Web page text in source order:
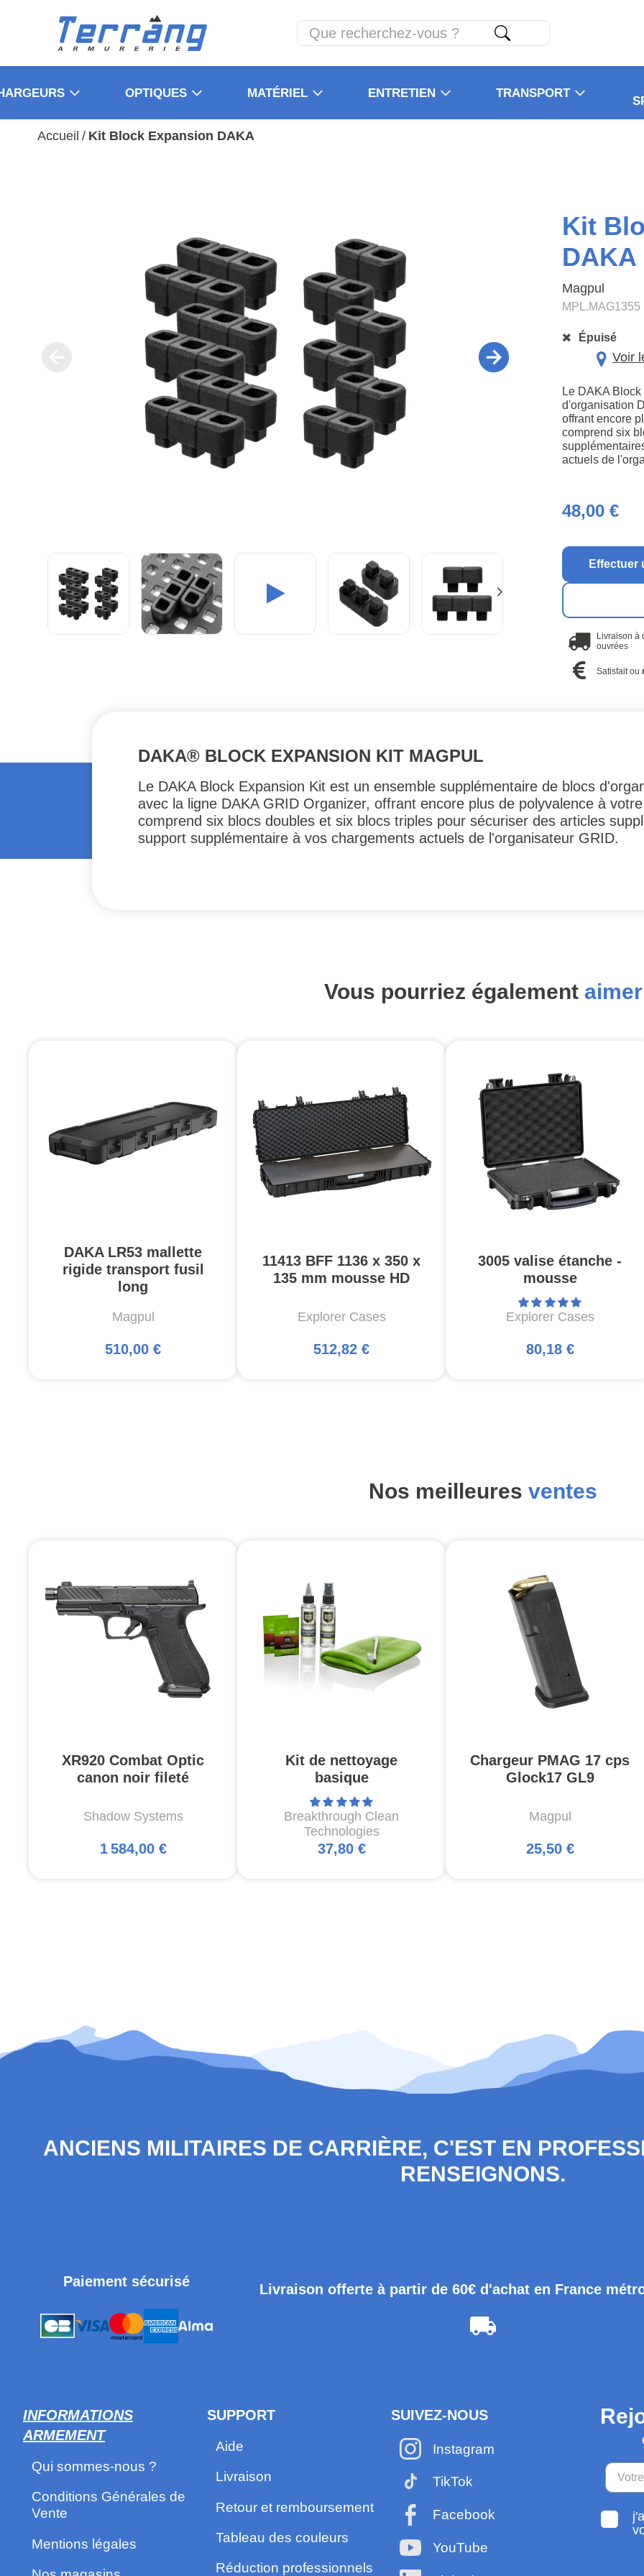
OPTIQUES MATÉRIEL ENTRETIEN TRANSPORT
Accueil / Kit Block Expansion DAKA
Kit
DAKA
Magpul
MPL.MAG1355
Épuisé
Voir
Le DAKA
d'organisation
offrant encore
comprend six
actuels de
48,00 €
Effectuer
Livraison à
ouvrées
Satisfait ou
DAKA® BLOCK EXPANSION KIT MAGPUL
Le DAKA Block Expansion Kit est un ensemble supplémentaire de blocs
avec la ligne DAKA GRID Organizer, offrant encore plus de polyvalence à
comprend six blocs doubles et six blocs triples pour sécuriser des articles
support supplémentaire à vos chargements actuels de l'organisateur GRID.
Vous pourriez également aimer
DAKA LR53 mallette
rigide transport fusil
long
Magpul
510,00 €
11413 BFF 1136 x 350 x
135 mm mousse HD
Explorer Cases
512,82 €
3005 valise étanche -
mousse
Explorer Cases
80,18 €
Nos meilleures ventes
XR920 Combat Optic
canon noir fileté
Shadow Systems
1 584,00 €
Kit de nettoyage
basique
Breakthrough Clean
Technologies
37,80 €
Chargeur PMAG 17 cps
Glock17 GL9
Magpul
25,50 €
ANCIENS MILITAIRES DE CARRIÈRE, C'EST EN
RENSEIGNONS.
Paiement sécurisé Livraison offerte à partir de 60€ d'achat en France
INFORMATIONS
ARMEMENT
Qui sommes-nous ?
Conditions Générales de
Vente
Mentions légales
SUPPORT
Aide
Livraison
Retour et remboursement
Tableau des couleurs
Réduction professionnels
SUIVEZ-NOUS
Instagram
TikTok
Facebook
YouTube